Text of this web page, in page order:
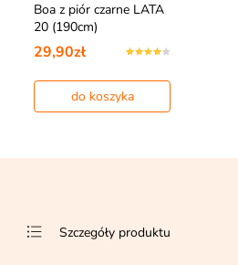
Boa z piór czarne LATA
20 (190cm)
29,90zł
do koszyka
Szczegóły produktu